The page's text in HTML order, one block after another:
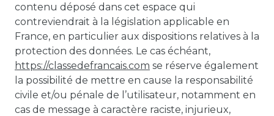
contenu déposé dans cet espace qui
contreviendrait à la législation applicable en
France, en particulier aux dispositions relatives à la
protection des données. Le cas échéant,
https://classedefrancais.com se réserve également
la possibilité de mettre en cause la responsabilité
civile et/ou pénale de l’utilisateur, notamment en
cas de message à caractère raciste, injurieux,